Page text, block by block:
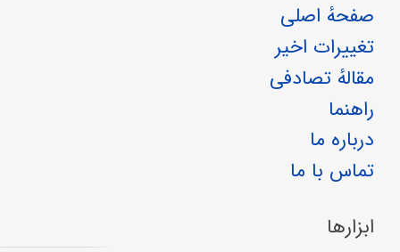
صفحهٔ اصلی
تغییرات اخیر
مقالهٔ تصادفی
راهنما
درباره ما
تماس با ما
ابزارها